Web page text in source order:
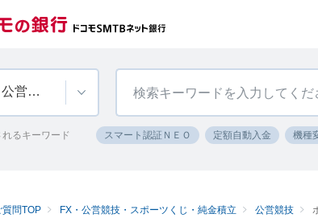
FX・公営競技・スポーツくじ・純金積立
るキーワード スマート認証ＮＥＯ 定額自動入金 機種
質問TOP FX・公営競技・スポーツくじ・純金積立 公営競技